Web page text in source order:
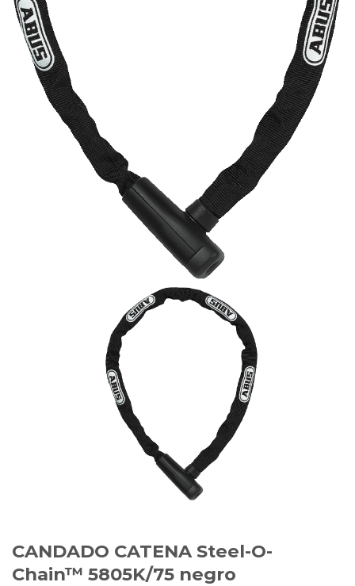
CANDADO CATENA Steel-O-
Chain™ 5805K/75 negro